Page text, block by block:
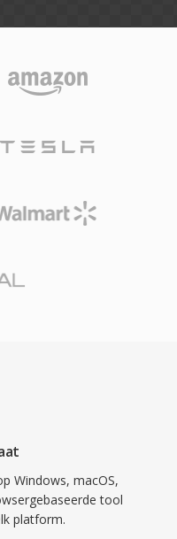
Windows, macOS,
tool
platform.